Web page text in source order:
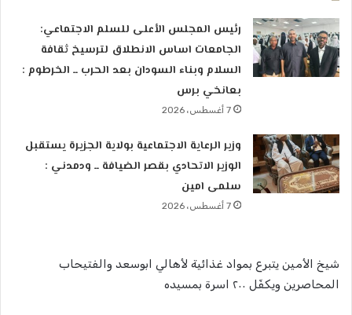
رئيس المجلس الأعلى للسلم الاجتماعي:
الجامعات اساس الانطلاق لترسيخ ثقافة
السلام وبناء السودان بعد الحرب ــ الخرطوم :
بعانخي برس
7 أغسطس، 2026
وزير الرعاية الاجتماعية بولاية الجزيرة يستقبل
الوزير الاتحادي بقصر الضيافة ــ ودمدني :
سلمى امين
7 أغسطس، 2026
شيخ الأمين يتبرع بمواد غذائية لأهالي ابوسعد والفتيحاب
المحاصرين ويكفّل ٢٠٠ اسرة بمسيده